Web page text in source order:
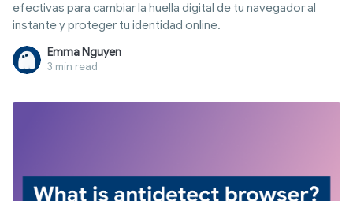
efectivas para cambiar la huella digital de tu navegador al
instante y proteger tu identidad online.
Emma Nguyen
3 min read